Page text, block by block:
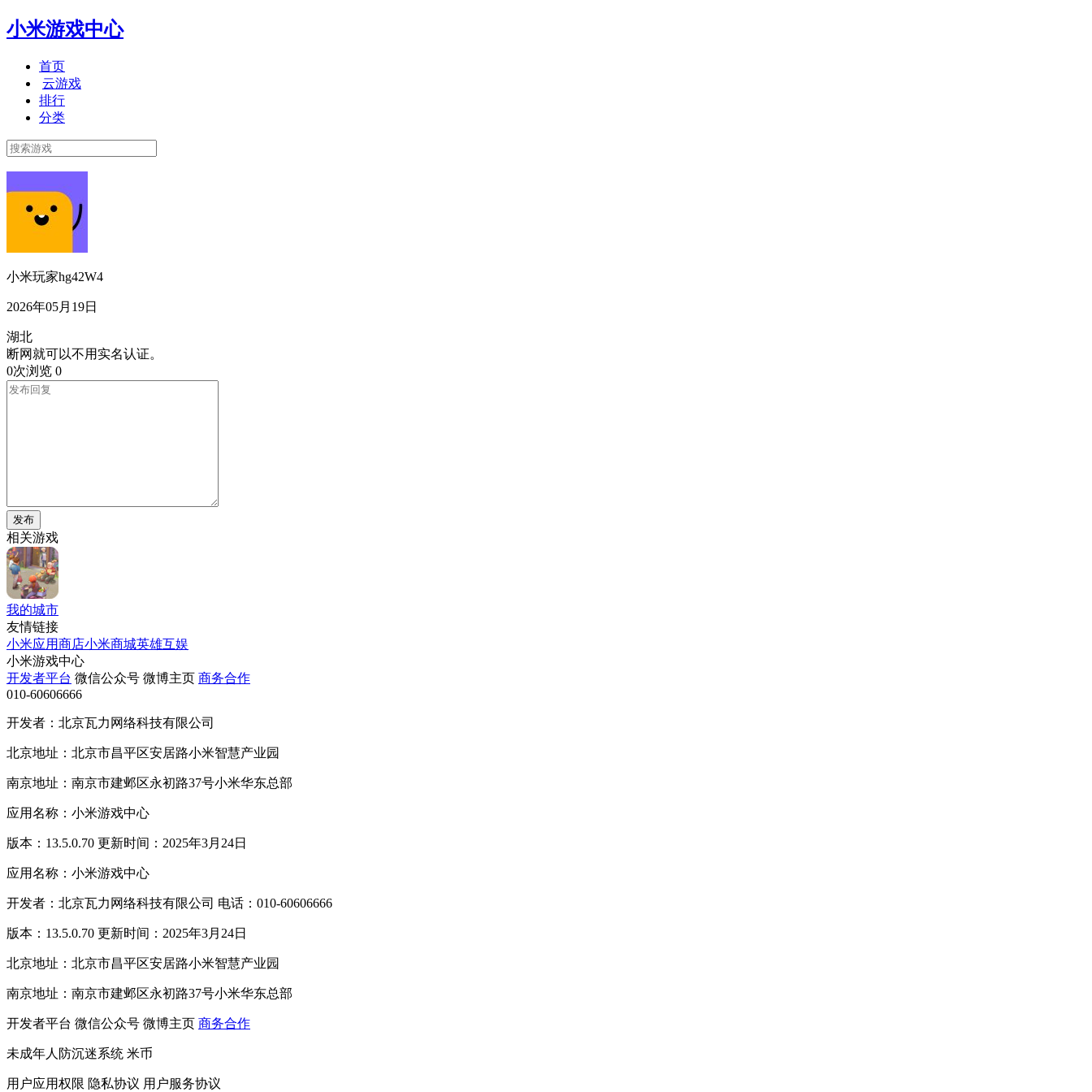
小米游戏中心
首页
云游戏
排行
分类
小米玩家hg42W4
2026年05月19日
湖北
断网就可以不用实名认证。
0次浏览 0
发布
相关游戏
我的城市
友情链接
小米应用商店小米商城英雄互娱
小米游戏中心
开发者平台 微信公众号 微博主页 商务合作
010-60606666
开发者：北京瓦力网络科技有限公司
北京地址：北京市昌平区安居路小米智慧产业园
南京地址：南京市建邺区永初路37号小米华东总部
应用名称：小米游戏中心
版本：13.5.0.70 更新时间：2025年3月24日
应用名称：小米游戏中心
开发者：北京瓦力网络科技有限公司 电话：010-60606666
版本：13.5.0.70 更新时间：2025年3月24日
北京地址：北京市昌平区安居路小米智慧产业园
南京地址：南京市建邺区永初路37号小米华东总部
开发者平台 微信公众号 微博主页 商务合作
未成年人防沉迷系统 米币
用户应用权限 隐私协议 用户服务协议